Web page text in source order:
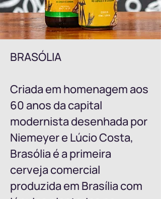
BRASÓLIA
Criada em homenagem aos
60 anos da capital
modernista desenhada por
Niemeyer e Lúcio Costa,
Brasólia é a primeira
cerveja comercial
produzida em Brasília com